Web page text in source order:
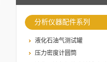
分析仪器配件系列
液化石油气测试罐
压力密度计圆筒